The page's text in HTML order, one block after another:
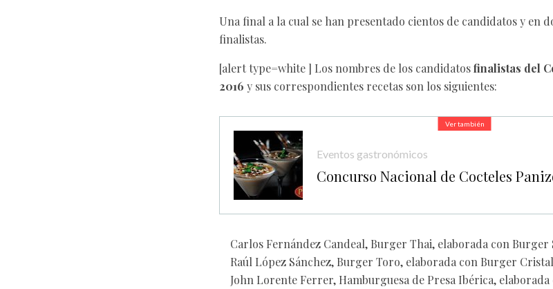
Una final a la cual se han presentado cientos de candidatos y en
finalistas.
[alert type=white ] Los nombres de los candidatosfinalistas del
2016 y sus correspondientes recetas son los siguientes:
Ver también
Eventos gastronómicos
Concurso Nacional de Cocteles
Carlos Fernández Candeal, Burger Thai, elaborada con Burger
Raúl López Sánchez, Burger Toro, elaborada con Burger
John Lorente Ferrer, Hamburguesa de Presa Ibérica,